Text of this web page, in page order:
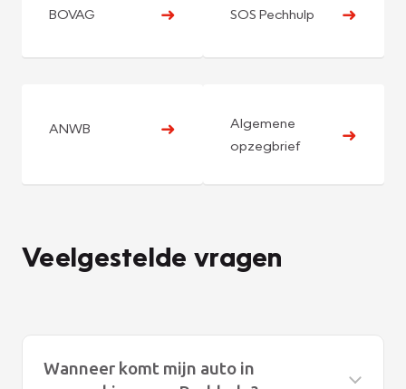
BOVAG ➜ SOS Pechhulp ➜
ANWB ➜
Algemene
opzegbrief
➜
Veelgestelde vragen
Wanneer komt mijn auto in